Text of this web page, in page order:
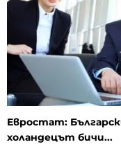
Евростат:
холандецът бичи...